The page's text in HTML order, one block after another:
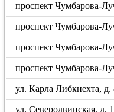
проспект Чумбарова-
проспект Чумбарова-
проспект Чумбарова-
проспект Чумбарова-
ул. Карла Либкнехта, д.
ул. Северодвинская, д.